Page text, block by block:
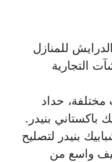
للمنازل
التجارية
حداد
باكستاني بنيدر.
بنيدر لتصليح
واسع من